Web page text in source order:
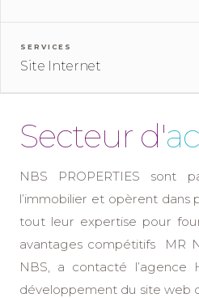
SERVICES
Site Internet
Secteur d'
NBS PROPERTIES sont
l’immobilier et opèrent dans
tout leur expertise pour
avantages compétitifs MR
NBS, a contacté l’agence
développement du site web